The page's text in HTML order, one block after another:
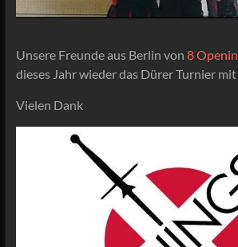
Unsere Freunde aus Berlin von 8
dieses Jahr wieder das Dürer Turnier
Vielen Dank